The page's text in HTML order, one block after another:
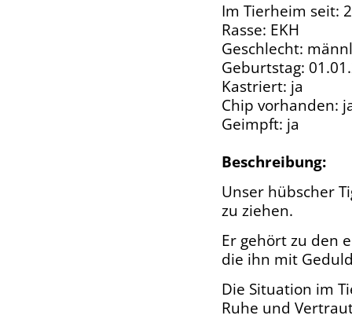
Im Tierheim seit:
Rasse: EKH
Geschlecht:
Geburtstag:
Kastriert: ja
Chip vorhanden:
Geimpft: ja
Beschreibung:
Unser hübscher
zu ziehen.
Er gehört zu den
die ihn mit
Die Situation im
Ruhe und